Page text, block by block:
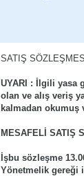
SATIŞ SÖZLEŞMESİ
UYARI : İlgili yasa
olan ve alış veriş
kalmadan okumuş
MESAFELİ SATIŞ
İşbu sözleşme
Yönetmelik gereği